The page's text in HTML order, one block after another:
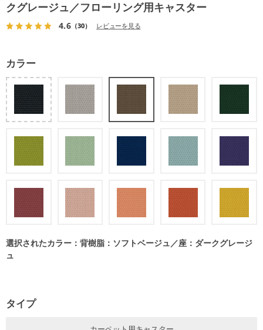
クグレージュ／フローリング用キャスター
4.6（30） レビューを見る
カラー
選択されたカラー：背樹脂：ソフトベージュ／座：ダークグレージ
ュ
タイプ